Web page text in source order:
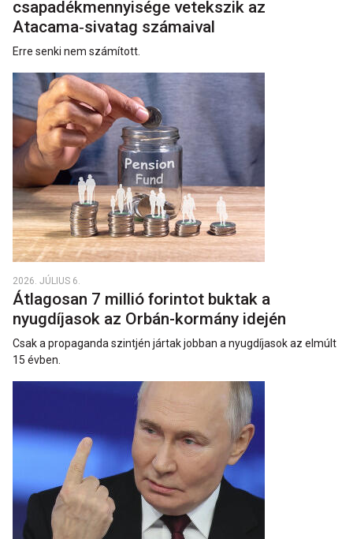
csapadékmennyisége vetekszik az
Atacama‑sivatag számaival
Erre senki nem számított.
2026. JÚLIUS 6.
Átlagosan 7 millió forintot buktak a
nyugdíjasok az Orbán-kormány idején
Csak a propaganda szintjén jártak jobban a nyugdíjasok az elmúlt
15 évben.